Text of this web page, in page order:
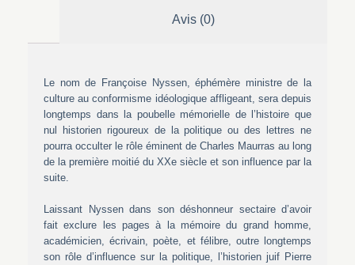
Avis (0)
Le nom de Françoise Nyssen, éphémère ministre de la
culture au conformisme idéologique affligeant, sera depuis
longtemps dans la poubelle mémorielle de l’histoire que
nul historien rigoureux de la politique ou des lettres ne
pourra occulter le rôle éminent de Charles Maurras au long
de la première moitié du XXe siècle et son influence par la
suite.
Laissant Nyssen dans son déshonneur sectaire d’avoir
fait exclure les pages à la mémoire du grand homme,
académicien, écrivain, poète, et félibre, outre longtemps
son rôle d’influence sur la politique, l’historien juif Pierre